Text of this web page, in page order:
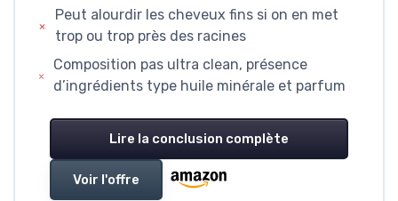
Peut alourdir les cheveux fins si on en met
trop ou trop près des racines
Composition pas ultra clean, présence
d’ingrédients type huile minérale et parfum
Lire la conclusion complète
Voir l'offre